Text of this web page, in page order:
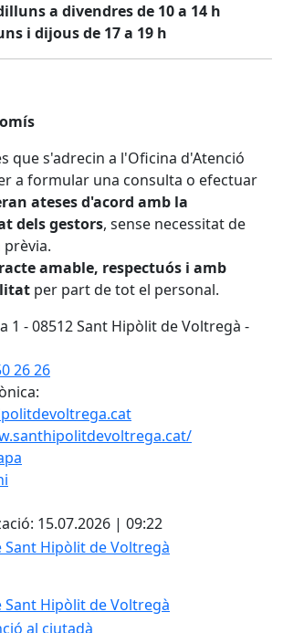
a divendres de 10 a 14 h
i dijous de 17 a 19 h
que s'adrecin a l'Oficina d'Atenció
a formular una consulta o efectuar
ateses d'acord amb la
dels gestors, sense necessitat de
prèvia.
amable, respectuós i amb
per part de tot el personal.
1 - 08512 Sant Hipòlit de Voltregà -
26 26
15.07.2026 | 09:22
Hipòlit de Voltregà
Hipòlit de Voltregà